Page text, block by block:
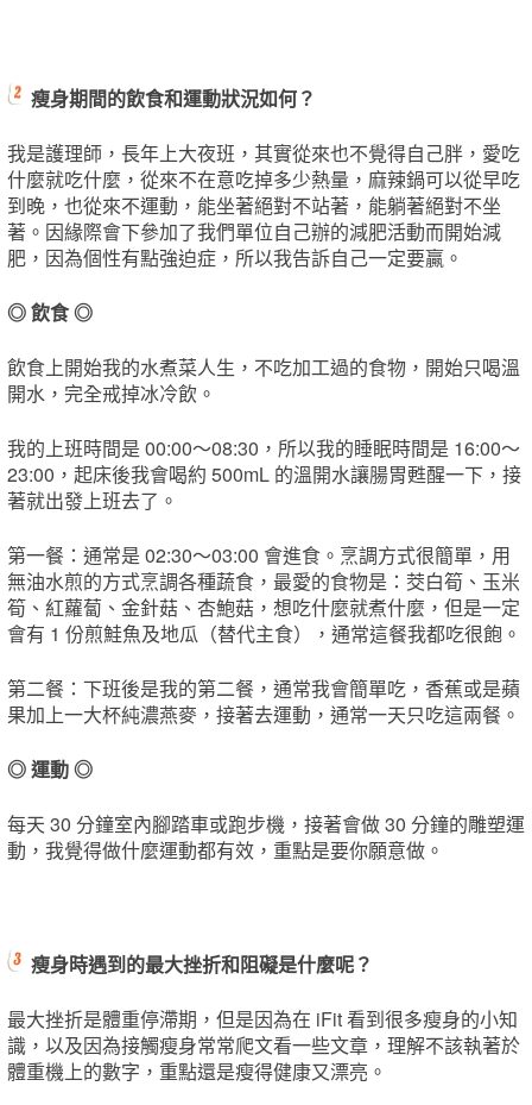
瘦身期間的飲食和運動狀況如何？
我是護理師，長年上大夜班，其實從來也不覺得自己胖，愛吃
什麼就吃什麼，從來不在意吃掉多少熱量，麻辣鍋可以從早吃
到晚，也從來不運動，能坐著絕對不站著，能躺著絕對不坐
著。因緣際會下參加了我們單位自己辦的減肥活動而開始減
肥，因為個性有點強迫症，所以我告訴自己一定要贏。
◎ 飲食 ◎
飲食上開始我的水煮菜人生，不吃加工過的食物，開始只喝溫
開水，完全戒掉冰冷飲。
我的上班時間是 00:00～08:30，所以我的睡眠時間是 16:00～
23:00，起床後我會喝約 500mL 的溫開水讓腸胃甦醒一下，接
著就出發上班去了。
第一餐：通常是 02:30～03:00 會進食。烹調方式很簡單，用
無油水煎的方式烹調各種蔬食，最愛的食物是：茭白筍、玉米
筍、紅蘿蔔、金針菇、杏鮑菇，想吃什麼就煮什麼，但是一定
會有 1 份煎鮭魚及地瓜（替代主食），通常這餐我都吃很飽。
第二餐：下班後是我的第二餐，通常我會簡單吃，香蕉或是蘋
果加上一大杯純濃燕麥，接著去運動，通常一天只吃這兩餐。
◎ 運動 ◎
每天 30 分鐘室內腳踏車或跑步機，接著會做 30 分鐘的雕塑運
動，我覺得做什麼運動都有效，重點是要你願意做。
瘦身時遇到的最大挫折和阻礙是什麼呢？
最大挫折是體重停滯期，但是因為在 iFit 看到很多瘦身的小知
識，以及因為接觸瘦身常常爬文看一些文章，理解不該執著於
體重機上的數字，重點還是瘦得健康又漂亮。